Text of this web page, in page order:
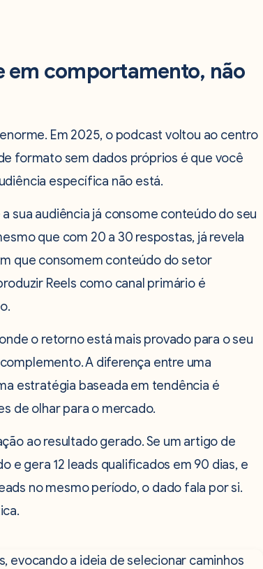
em comportamento, não
Em 2025, o podcast voltou ao centro
formato sem dados próprios é que você
específica não está.
sua audiência já consome conteúdo do seu
que com 20 a 30 respostas, já revela
que consomem conteúdo do setor
Reels como canal primário é
o retorno está mais provado para o seu
A diferença entre uma
estratégia baseada em tendência é
de olhar para o mercado.
ao resultado gerado. Se um artigo de
e gera 12 leads qualificados em 90 dias, e
no mesmo período, o dado fala por si.